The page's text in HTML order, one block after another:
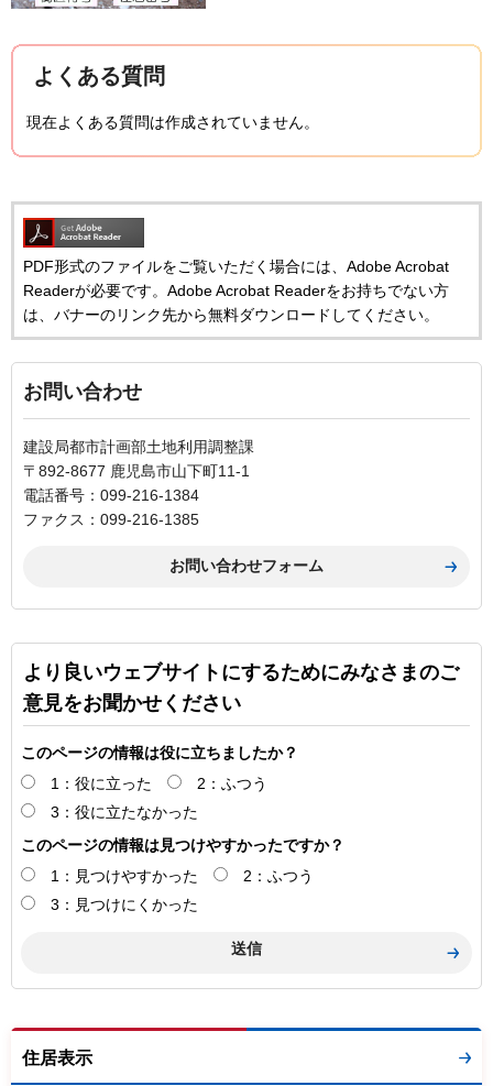
よくある質問
現在よくある質問は作成されていません。
PDF形式のファイルをご覧いただく場合には、Adobe Acrobat
Readerが必要です。Adobe Acrobat Readerをお持ちでない方
は、バナーのリンク先から無料ダウンロードしてください。
お問い合わせ
建設局都市計画部土地利用調整課
〒892-8677 鹿児島市山下町11-1
電話番号：099-216-1384
ファクス：099-216-1385
より良いウェブサイトにするためにみなさまのご
意見をお聞かせください
このページの情報は役に立ちましたか？
1：役に立った
2：ふつう
3：役に立たなかった
このページの情報は見つけやすかったですか？
1：見つけやすかった
2：ふつう
3：見つけにくかった
住居表示